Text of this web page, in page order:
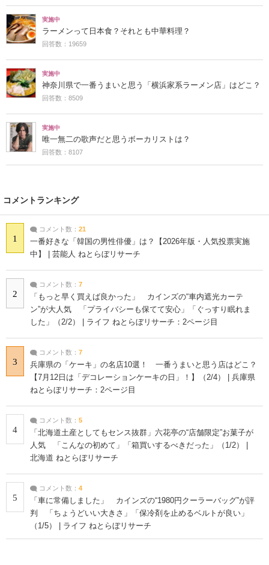
実施中
ラーメンって日本食？それとも中華料理？
回答数：19659
実施中
神奈川県で一番うまいと思う「横浜家系ラーメン店」はどこ？
回答数：8509
実施中
唯一無二の歌声だと思うボーカリストは？
回答数：8107
コメントランキング
1
コメント数： 21
一番好きな「韓国の男性俳優」は？【2026年版・人気投票実施
中】 | 芸能人 ねとらぼリサーチ
2
コメント数： 7
「もっと早く買えば良かった」 カインズの“車内遮光カーテ
ン”が大人気 「プライバシーも保てて安心」「ぐっすり眠れま
した」（2/2） | ライフ ねとらぼリサーチ：2ページ目
3
コメント数： 7
兵庫県の「ケーキ」の名店10選！ 一番うまいと思う店はどこ？
【7月12日は「デコレーションケーキの日」！】（2/4） | 兵庫県
ねとらぼリサーチ：2ページ目
4
コメント数： 5
「北海道土産としてもセンス抜群」六花亭の“店舗限定”お菓子が
人気 「こんなの初めて」「箱買いするべきだった」（1/2） |
北海道 ねとらぼリサーチ
5
コメント数： 4
「車に常備しました」 カインズの“1980円クーラーバッグ”が評
判 「ちょうどいい大きさ」「保冷剤を止めるベルトが良い」
（1/5） | ライフ ねとらぼリサーチ